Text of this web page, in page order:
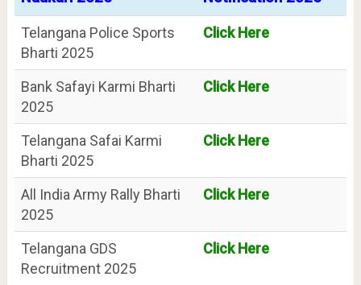
Telangana Police Sports
Bharti 2025
Click Here
Bank Safayi Karmi Bharti
2025
Click Here
Telangana Safai Karmi
Bharti 2025
Click Here
All India Army Rally Bharti
2025
Click Here
Telangana GDS
Recruitment 2025
Click Here